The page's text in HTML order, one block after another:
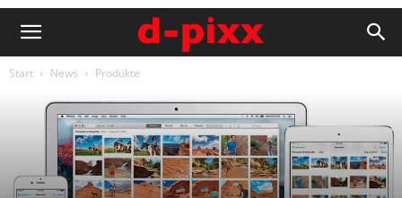
Start News Produkte